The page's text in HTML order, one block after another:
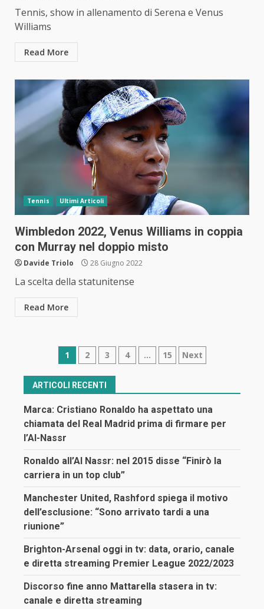
Tennis, show in allenamento di Serena e Venus
Williams
Read More
Tennis Ultimi Articoli
Wimbledon 2022, Venus Williams in coppia
con Murray nel doppio misto
Davide Triolo 28 Giugno 2022
La scelta della statunitense
Read More
Navigazione
articoli
1 2 3 4 … 15 Next
ARTICOLI RECENTI
Marca: Cristiano Ronaldo ha aspettato una
chiamata del Real Madrid prima di firmare per
l’Al-Nassr
Ronaldo all’Al Nassr: nel 2015 disse “Finirò la
carriera in un top club”
Manchester United, Rashford spiega il motivo
dell’esclusione: “Sono arrivato tardi a una
riunione”
Brighton-Arsenal oggi in tv: data, orario, canale
e diretta streaming Premier League 2022/2023
Discorso fine anno Mattarella stasera in tv:
canale e diretta streaming